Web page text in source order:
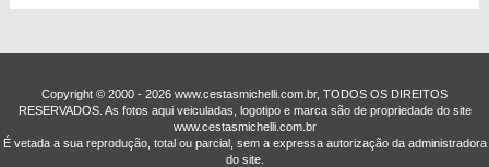
aquela pessoa querida, mas está preocupado com o prazo de
com um sistema de entregas rápidas para as principais
endereço desejado em até 3 horas ou na data agendada.
Incrível, não?
Copyright © 2000 - ­2026 www.cestasmichelli.com.br, TODOS OS DIREITOS
RESERVADOS. As fotos aqui veiculadas, logotipo e marca são de propriedade do site
www.cestasmichelli.com.br
É vetada a sua reprodução, total ou parcial, sem a expressa autorização da administradora
do site.